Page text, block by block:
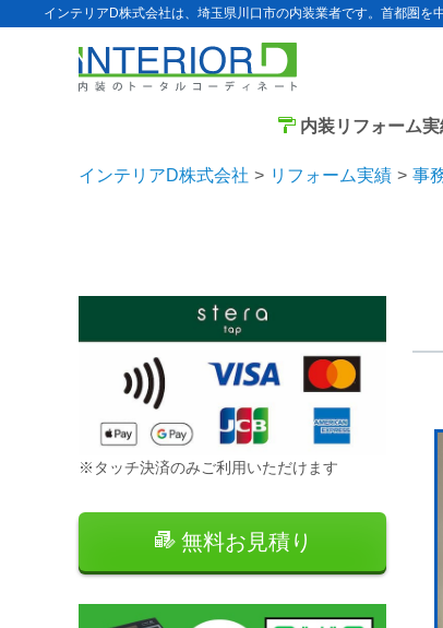
インテリアD株式会社は、埼玉県川口市の内装業者です。首都圏を
内装リフォーム実
インテリアD株式会社 リフォーム実績 事
※タッチ決済のみご利用いただけます
無料お見積り